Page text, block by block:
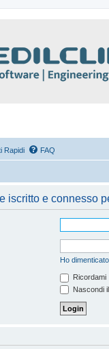
Rapidi FAQ
iscritto e connesso
Ho
Ricordami
Nascondi